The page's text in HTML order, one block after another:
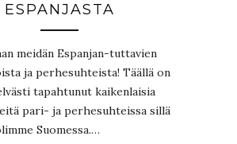
ESPANJASTA
meidän Espanjan-tuttavien
ja perhesuhteista! Täällä on
tapahtunut kaikenlaisia
pari- ja perhesuhteissa sillä
Suomessa.…